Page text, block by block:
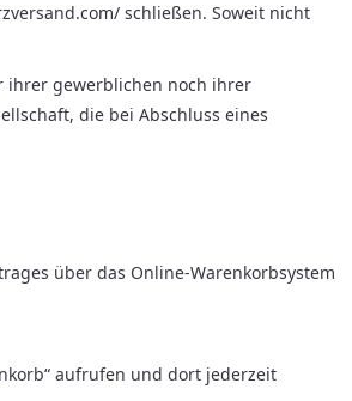
schließen. Soweit nicht
ihrer gewerblichen noch ihrer
die bei Abschluss eines
über das Online-Warenkorbsystem
aufrufen und dort jederzeit